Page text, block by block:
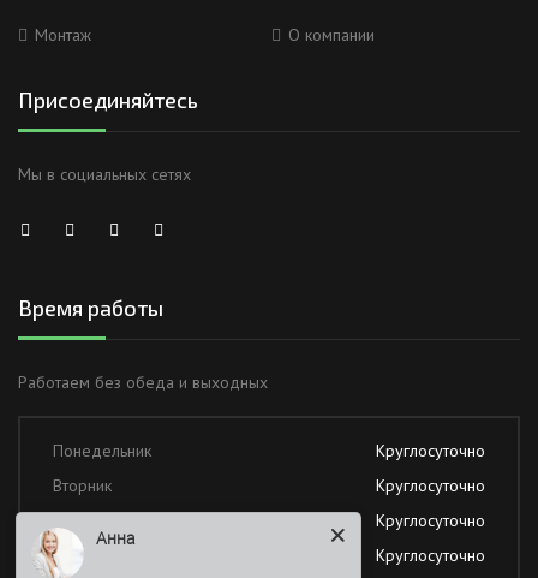
Монтаж О компании
Присоединяйтесь
Мы в социальных сетях
Время работы
Работаем без обеда и выходных
Понедельник
Круглосуточно
Вторник
Круглосуточно
Круглосуточно
Четверг
Круглосуточно
Анна